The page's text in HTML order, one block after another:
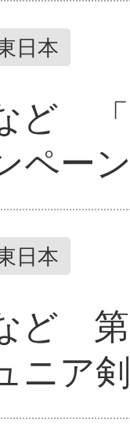
日本
ど
ペー
日本
ど
ニア